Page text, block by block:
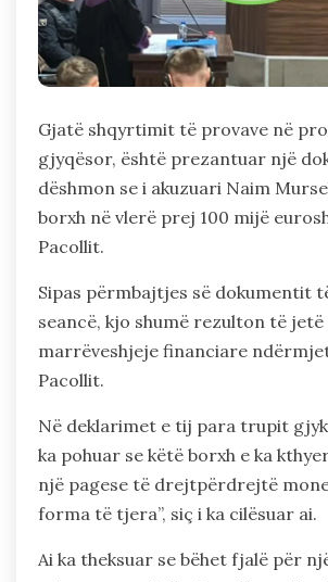
Gjatë shqyrtimit të provave në
gjyqësor, është prezantuar një
dëshmon se i akuzuari Naim
borxh në vlerë prej 100 mijë
Pacollit.
Sipas përmbajtjes së dokumentit
seancë, kjo shumë rezulton të jetë
marrëveshjeje financiare
Pacollit.
Në deklarimet e tij para trupit
ka pohuar se këtë borxh e ka
një pagese të drejtpërdrejtë
forma të tjera”, siç i ka cilësuar ai.
Ai ka theksuar se bëhet fjalë për